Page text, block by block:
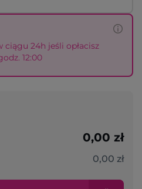
24h jeśli opłacisz
12:00
0,00 zł
0,00 zł